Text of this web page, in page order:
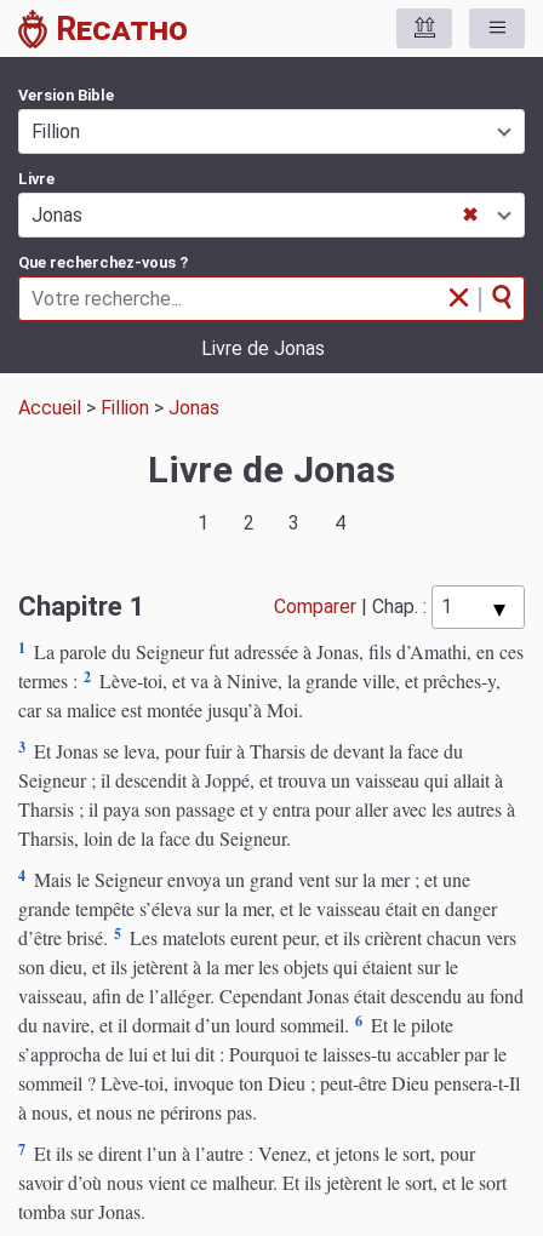
Recatho
Version Bible
Fillion
Livre
Jonas ✖
Que recherchez-vous ?
|
Livre de Jonas
Accueil > Fillion > Jonas
Livre de Jonas
1 2 3 4
Chapitre 1 Comparer | Chap. :
1 La parole du Seigneur fut adressée à Jonas, fils d’Amathi, en ces
termes : 2 Lève-toi, et va à Ninive, la grande ville, et prêches-y,
car sa malice est montée jusqu’à Moi.
3 Et Jonas se leva, pour fuir à Tharsis de devant la face du
Seigneur ; il descendit à Joppé, et trouva un vaisseau qui allait à
Tharsis ; il paya son passage et y entra pour aller avec les autres à
Tharsis, loin de la face du Seigneur.
4 Mais le Seigneur envoya un grand vent sur la mer ; et une
grande tempête s’éleva sur la mer, et le vaisseau était en danger
d’être brisé. 5 Les matelots eurent peur, et ils crièrent chacun vers
son dieu, et ils jetèrent à la mer les objets qui étaient sur le
vaisseau, afin de l’alléger. Cependant Jonas était descendu au fond
du navire, et il dormait d’un lourd sommeil. 6 Et le pilote
s’approcha de lui et lui dit : Pourquoi te laisses-tu accabler par le
sommeil ? Lève-toi, invoque ton Dieu ; peut-être Dieu pensera-t-Il
à nous, et nous ne périrons pas.
7 Et ils se dirent l’un à l’autre : Venez, et jetons le sort, pour
savoir d’où nous vient ce malheur. Et ils jetèrent le sort, et le sort
tomba sur Jonas.